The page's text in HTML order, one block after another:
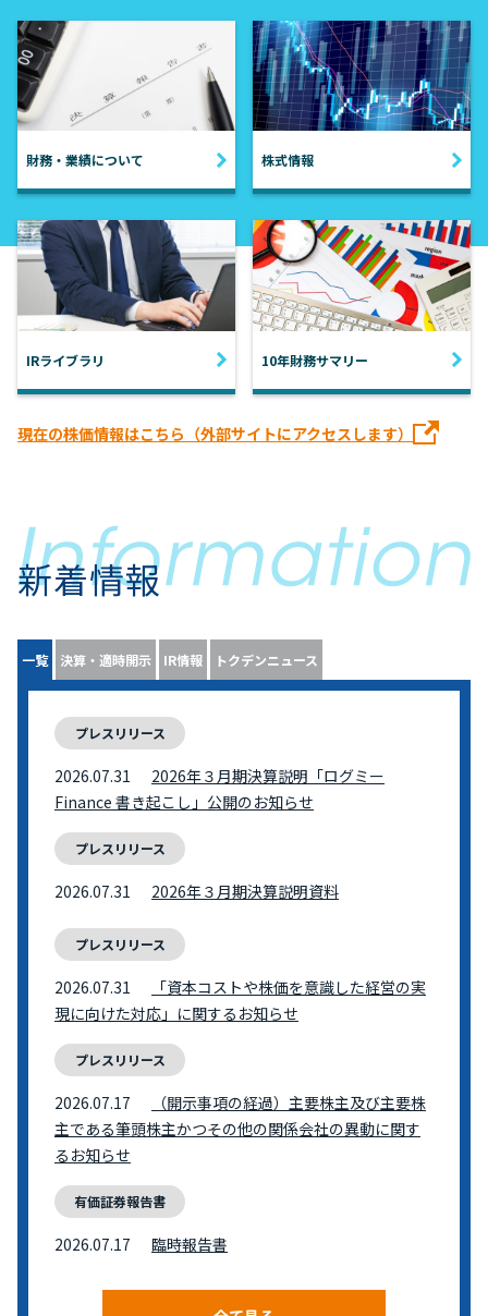
財務・業績について 株式情報
IRライブラリ 10年財務サマリー
現在の株価情報はこちら（外部サイトにアクセスします）
新着情報
一覧 決算・適時開示 IR情報 トクデンニュース
プレスリリース
2026.07.31
2026年３月期決算説明「ログミー
Finance 書き起こし」公開のお知らせ
プレスリリース
2026.07.31 2026年３月期決算説明資料
プレスリリース
2026.07.31
「資本コストや株価を意識した経営の実
現に向けた対応」に関するお知らせ
プレスリリース
2026.07.17
（開示事項の経過）主要株主及び主要株
主である筆頭株主かつその他の関係会社の異動に関す
るお知らせ
有価証券報告書
2026.07.17 臨時報告書